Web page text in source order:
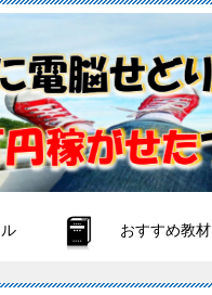
おすすめ教材